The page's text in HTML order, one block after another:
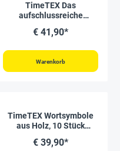
TimeTEX Das
aufschlussreiche
Premium"
€ 41,90*
Warenkorb
TimeTEX Wortsymbole
aus Holz, 10 Stück
€ 39,90*